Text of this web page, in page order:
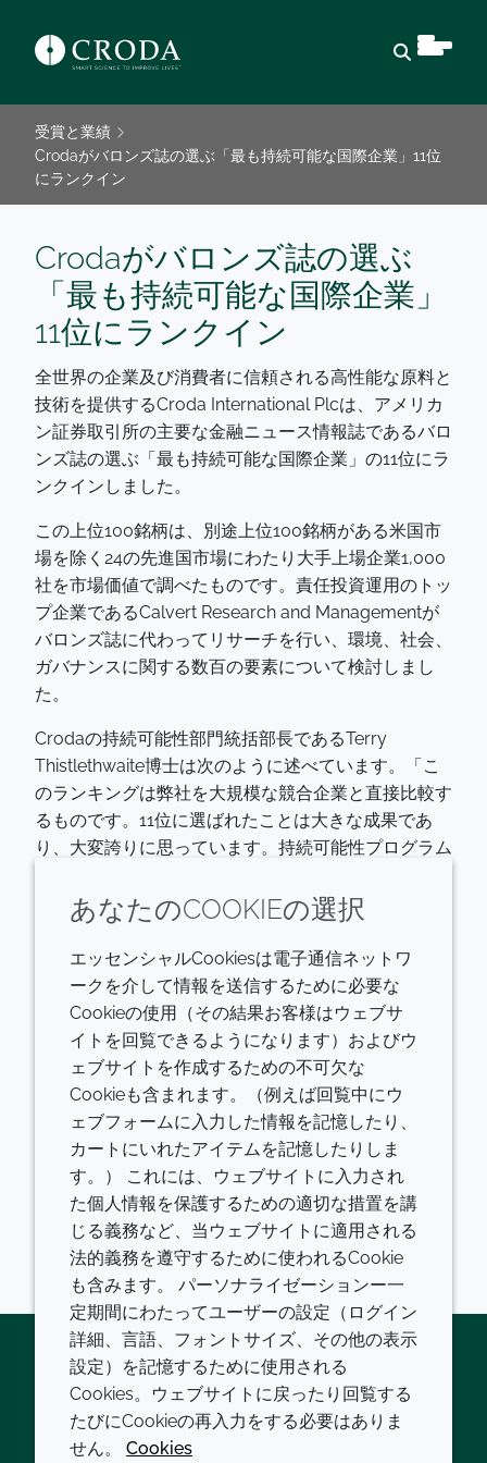
受賞と業績
Crodaがバロンズ誌の選ぶ「最も持続可能な国際企業」11位
にランクイン
Crodaがバロンズ誌の選ぶ
「最も持続可能な国際企業」
11位にランクイン
全世界の企業及び消費者に信頼される高性能な原料と
技術を提供するCroda International Plcは、アメリカ
ン証券取引所の主要な金融ニュース情報誌であるバロ
ンズ誌の選ぶ「最も持続可能な国際企業」の11位にラ
ンクインしました。
この上位100銘柄は、別途上位100銘柄がある米国市
場を除く24の先進国市場にわたり大手上場企業1,000
社を市場価値で調べたものです。責任投資運用のトッ
プ企業であるCalvert Research and Managementが
バロンズ誌に代わってリサーチを行い、環境、社会、
ガバナンスに関する数百の要素について検討しまし
た。
Crodaの持続可能性部門統括部長であるTerry
Thistlethwaite博士は次のように述べています。「こ
のランキングは弊社を大規模な競合企業と直接比較す
るものです。11位に選ばれたことは大きな成果であ
り、大変誇りに思っています。持続可能性プログラム
ションを提供する取り組みを進めており、同時に
Smart Science to Improve Lives™というビジョンに
よって環境と社会に及ぼす影響を最小限に抑えている
ことがこのように認められたのは素晴らしいことで
す。」
Thistlethwaite博士は、「今回の評価は、皆が積極的
かつ前向きに貢献してくれているおかげです。Croda
の社員全員におめでとうと言いたい」と言い添えまし
共有する
FacebookTwitterLinkedInMail
Twitter LinkedInYoutube
会社
あなたのCOOKIEの選択
エッセンシャルCookiesは電子通信ネットワ
ークを介して情報を送信するために必要な
Cookieの使用（その結果お客様はウェブサ
イトを回覧できるようになります）およびウ
ェブサイトを作成するための不可欠な
Cookieも含まれます。（例えば回覧中にウ
ェブフォームに入力した情報を記憶したり、
カートにいれたアイテムを記憶したりしま
す。） これには、ウェブサイトに入力され
た個人情報を保護するための適切な措置を講
じる義務など、当ウェブサイトに適用される
法的義務を遵守するために使われるCookie
も含みます。 パーソナライゼーションー一
定期間にわたってユーザーの設定（ログイン
詳細、言語、フォントサイズ、その他の表示
設定）を記憶するために使用される
Cookies。ウェブサイトに戻ったり回覧する
たびにCookieの再入力をする必要はありま
せん。 Cookies